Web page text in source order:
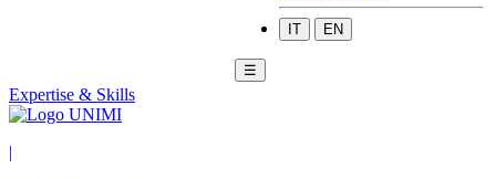
IT EN
☰
Expertise & Skills
|